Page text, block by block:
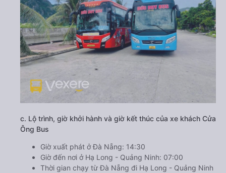
c. Lộ trình, giờ khởi hành và giờ kết thúc của xe khách Cửa
Ông Bus
Giờ xuất phát ở Đà Nẵng: 14:30
Giờ đến nơi ở Hạ Long - Quảng Ninh: 07:00
Thời gian chạy từ Đà Nẵng đi Hạ Long - Quảng Ninh